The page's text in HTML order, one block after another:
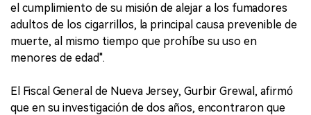
el cumplimiento de su misión de alejar a los fumadores
adultos de los cigarrillos, la principal causa prevenible de
muerte, al mismo tiempo que prohíbe su uso en
menores de edad".
El Fiscal General de Nueva Jersey, Gurbir Grewal, afirmó
que en su investigación de dos años, encontraron que